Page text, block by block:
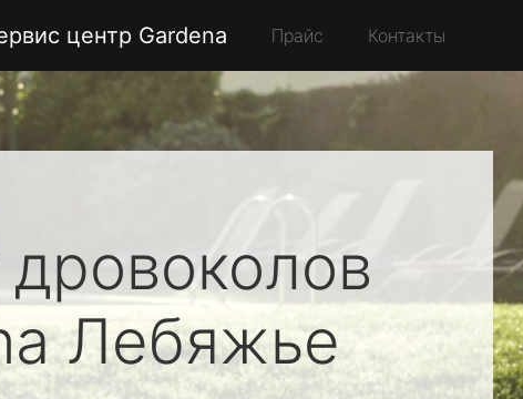
центр Gardena Прайс Контакты
Лебяжье